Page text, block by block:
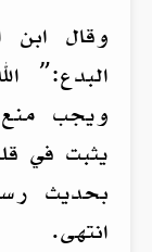
وقال
البدع:”
ويجب منع
يثبت في
بحديث
انتهى.